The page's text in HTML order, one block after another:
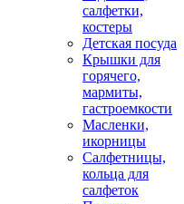
салфетки,
костеры
Детская посуда
Крышки для
горячего,
мармиты,
гастроемкости
Масленки,
икорницы
Салфетницы,
кольца для
салфеток